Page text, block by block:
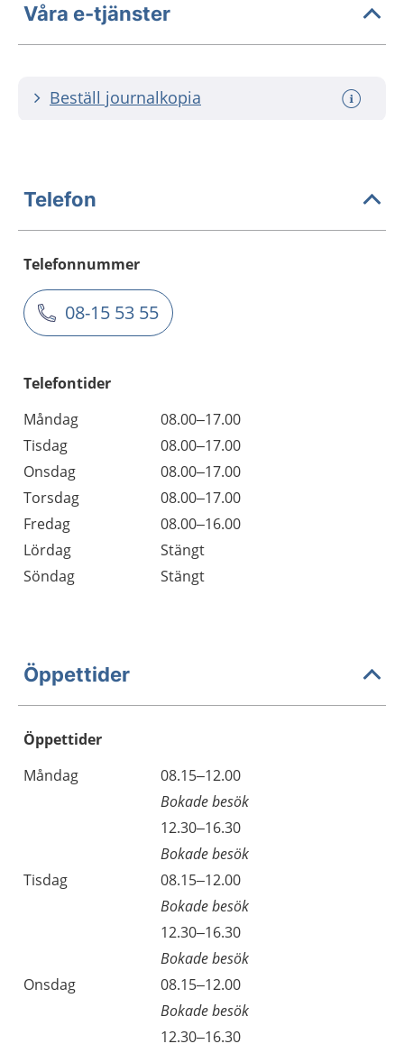
Våra e-tjänster
Beställ journalkopia
Telefon
Telefonnummer
08-15 53 55
Telefontider
Måndag
08.00–17.00
Tisdag
08.00–17.00
Onsdag
08.00–17.00
Torsdag
08.00–17.00
Fredag
08.00–16.00
Lördag
Stängt
Söndag
Stängt
Öppettider
Öppettider
Dag
Öppettider
Kommentarer
Måndag
08.15–12.00
Bokade besök
12.30–16.30
Bokade besök
Tisdag
08.15–12.00
Bokade besök
12.30–16.30
Bokade besök
Onsdag
08.15–12.00
Bokade besök
12.30–16.30